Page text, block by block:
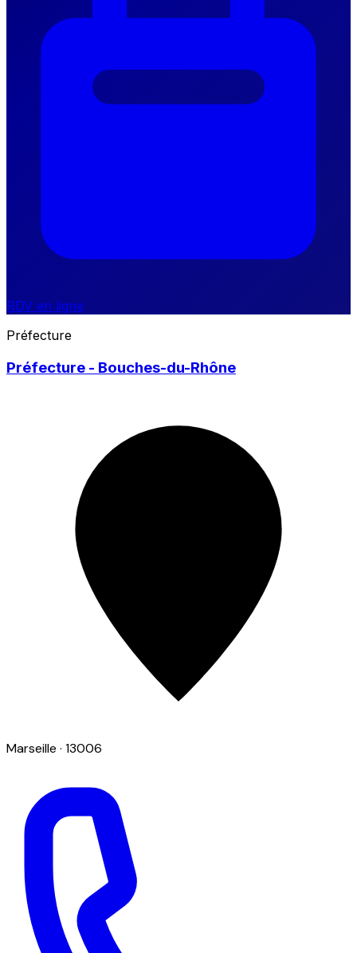
RDV en ligne
Préfecture
Préfecture - Bouches-du-Rhône
Marseille · 13006